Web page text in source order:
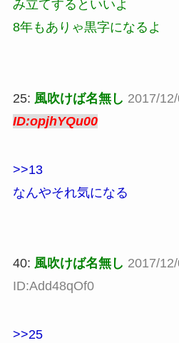
み立てするといいよ
8年もありゃ黒字になるよ
25: 風吹けば名無し 2017/
ID:opjhYQu00
>>13
なんやそれ気になる
40: 風吹けば名無し 2017/
ID:Add48qOf0
>>25